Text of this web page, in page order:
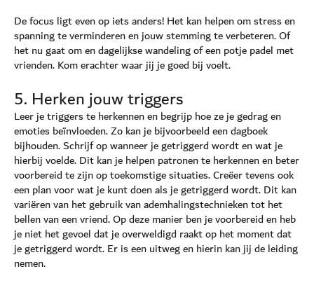
De focus ligt even op iets anders! Het kan helpen om stress en
spanning te verminderen en jouw stemming te verbeteren. Of
het nu gaat om en dagelijkse wandeling of een potje padel met
vrienden. Kom erachter waar jij je goed bij voelt.
5. Herken jouw triggers
Leer je triggers te herkennen en begrijp hoe ze je gedrag en
emoties beïnvloeden. Zo kan je bijvoorbeeld een dagboek
bijhouden. Schrijf op wanneer je getriggerd wordt en wat je
hierbij voelde. Dit kan je helpen patronen te herkennen en beter
voorbereid te zijn op toekomstige situaties. Creëer tevens ook
een plan voor wat je kunt doen als je getriggerd wordt. Dit kan
variëren van het gebruik van ademhalingstechnieken tot het
bellen van een vriend. Op deze manier ben je voorbereid en heb
je niet het gevoel dat je overweldigd raakt op het moment dat
je getriggerd wordt. Er is een uitweg en hierin kan jij de leiding
nemen.